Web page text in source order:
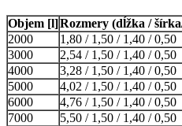
Objem [l]Rozmery (dĺžka /
2000
1,80 / 1,50 / 1,40 / 0,50
3000
2,54 / 1,50 / 1,40 / 0,50
4000
3,28 / 1,50 / 1,40 / 0,50
5000
4,02 / 1,50 / 1,40 / 0,50
6000
4,76 / 1,50 / 1,40 / 0,50
7000
5,50 / 1,50 / 1,40 / 0,50